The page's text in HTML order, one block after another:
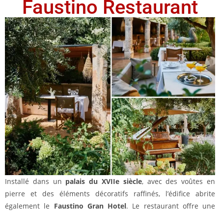
Faustino Restaurant
Installé dans un palais du XVIIe siècle, avec des voûtes en
pierre et des éléments décoratifs raffinés, l’édifice abrite
également le Faustino Gran Hotel. Le restaurant offre une